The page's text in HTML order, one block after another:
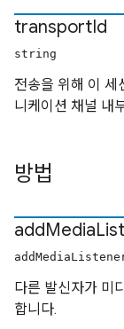
transportId
string
전송을 위해 이 세
니케이션 채널 내
방법
addMedia
다른 발신자가 미
합니다.